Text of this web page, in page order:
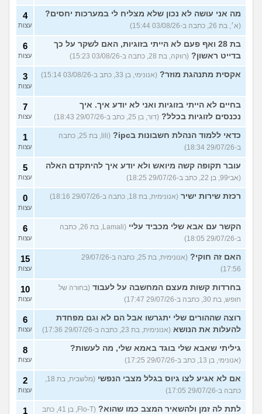
מה אני עושה לא נכון שלא מצליח לי במערכות יחסים?
(א׳, בת 26, כתבה ב-03/08/26 15:44)
4
עצות
בת 28 ואף פעם לא הייתי בזוגיות, האם לשקר על כך
בדייט ראשון? (רווקה, בת 28, כתבה ב-03/08/26 15:23)
6
עצות
אקסית מתנהגת מוזר? (אנונימי, בן 33, כתב ב-03/08/26 15:14) 3
עצות
בחיים לא הייתי בזוגיות ואני לא יודע איך. איך
נכנסים לזוגיות בכלל? (דור, בן 25, כתב ב-29/07/26 18:43)
7
עצות
כדאי ללמוד הנהלת חשבונות בipc?
(lili, בת 25, כתבה
ב-29/07/26 18:34)
1
עצות
עובר תקופה קשה מיואש ולא יודע איך להיתקדם האלה
(אבי99, בן 22, כתב ב-29/07/26 18:25)
5
עצות
רכזת שירות ישיר (אנונימית, בת 18, כתבה ב-29/07/26 18:16) 0
עצות
הקשר עם אבא שלי מכביד עליי
(Lamali, בת 26, כתבה
ב-29/07/26 18:05)
6
עצות
האם זה חוקי?
(אנונימית, בת 25, כתבה ב-29/07/26
17:56)
15
עצות
בחרדות קשות מעצם המחשבה על לעבוד (בחורה של
חופש, בת 30, כתבה ב-29/07/26 17:47)
10
עצות
רוצה שההורים שלי יתגרשו אבל הם לא וגם מפחדת
להעלות את הנושא (אנונימית, בת 23, כתבה ב-29/07/26 17:36)
6
עצות
גיליתי שאבא שלי בוגד באמא שלי, מה לעשות?
(אנונימי, בן 13, כתב ב-29/07/26 17:25)
8
עצות
אם לא אגיע לצו גיוס בגלל מצבי הנפשי
(מלשבית, בת 18,
כתבה ב-29/07/26 17:05)
2
עצות
לתת לה זמן ולהשאיר המצב כמו שהוא? (Flo-T, בן 41, כתב 1